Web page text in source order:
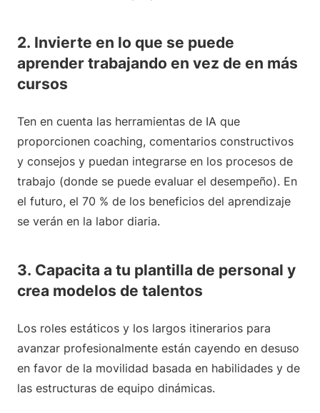
2. Invierte en lo que se puede
aprender trabajando en vez de en más
cursos
Ten en cuenta las herramientas de IA que
proporcionen coaching, comentarios constructivos
y consejos y puedan integrarse en los procesos de
trabajo (donde se puede evaluar el desempeño). En
el futuro, el 70 % de los beneficios del aprendizaje
se verán en la labor diaria.
3. Capacita a tu plantilla de personal y
crea modelos de talentos
Los roles estáticos y los largos itinerarios para
avanzar profesionalmente están cayendo en desuso
en favor de la movilidad basada en habilidades y de
las estructuras de equipo dinámicas.